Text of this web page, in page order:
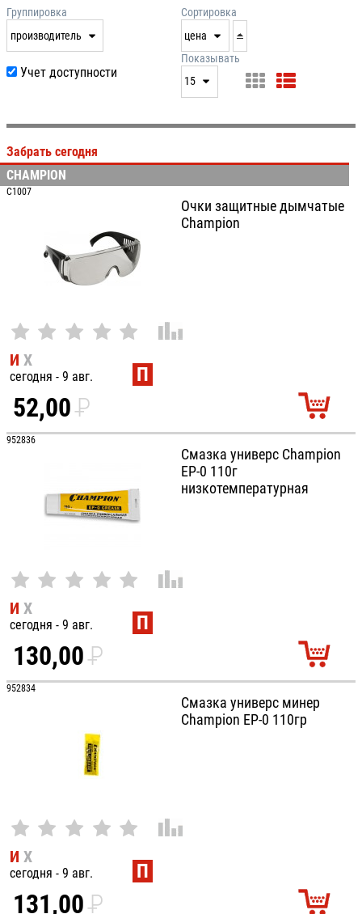
Группировка
производитель
производитель
Сортировка
цена
дата
выдачи
цена
артикул
Учет доступности
Показывать
15
25
Забрать сегодня
CHAMPION
C1007
Очки защитные дымчатые
Champion
И Х
сегодня - 9 авг. П
52,00P
УБ.
952836
Смазка универс Champion
EP-0 110г
низкотемпературная
И Х
сегодня - 9 авг. П
130,00P
УБ.
952834
Смазка универс минер
Champion EP-0 110гр
И Х
сегодня - 9 авг. П
131,00P